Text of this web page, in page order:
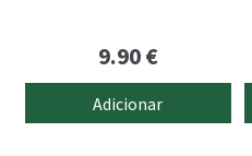
9.90€
Adicionar